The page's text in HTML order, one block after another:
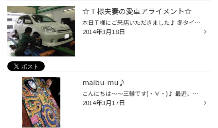
☆Ｔ様夫妻の愛車アライメント☆
本日Ｔ様にご来店いただきました♪ 冬タイヤから夏タイヤへの脱着だったのですが、去年アライメントの『長持ちプラン』に 加入いただいておりましたのでアライメント作業させていただきました！ 測定料が今回は無料でした☆これほんっっっっとにお得ですよ！ 数十分後に奥様にもご来店いただき夏タイ...
2014年3月18日
maibu-mu♪
こんにちは～～三輪です(・∀・)♪ 最近、自分の中で流行っているのが、 「人生ゲーム」です!! 毎回、罰ゲームを設定して遊ぶんですが 七味たっぷり水や、お酢たっぷり水を飲む罰が心なしか多いです(笑) いつ子供が生まれるか?だったり なんの職につくかで勝負が決まるので 20歳を超えても楽しませて...
2014年3月17日